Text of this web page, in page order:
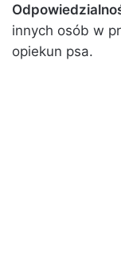
innych osób w
opiekun psa.